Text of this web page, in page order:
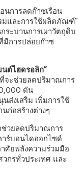
นการลดก๊าซเรือน
มและการใช้ผลิตภัณฑ์”
ระบวนการเผาวัตถุดิบ
มีการปล่อยก๊าซ
นต์ไฮดรอลิก”
จะช่วยลดปริมาณการ
ตัน
ส่งเสริม เพิ่มการใช้
ก่อสร้างต่างๆ
ช่วยลดปริมาณการ
ร์บอนไดออกไซด์
ศัยพลังความร่วมมือ
กรทั่วประเทศ และ